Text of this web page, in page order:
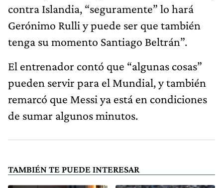
contra Islandia, “seguramente” lo hará
Gerónimo Rulli y puede ser que también
tenga su momento Santiago Beltrán”.
El entrenador contó que “algunas cosas”
pueden servir para el Mundial, y también
remarcó que Messi ya está en condiciones
de sumar algunos minutos.
TAMBIÉN TE PUEDE INTERESAR